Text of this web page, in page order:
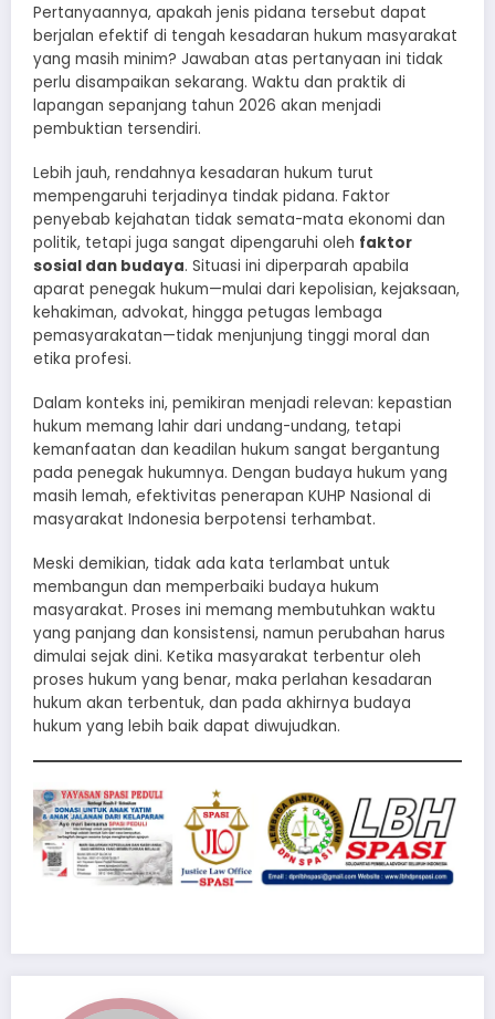
Pertanyaannya, apakah jenis pidana tersebut dapat
berjalan efektif di tengah kesadaran hukum masyarakat
yang masih minim? Jawaban atas pertanyaan ini tidak
perlu disampaikan sekarang. Waktu dan praktik di
lapangan sepanjang tahun 2026 akan menjadi
pembuktian tersendiri.
Lebih jauh, rendahnya kesadaran hukum turut
mempengaruhi terjadinya tindak pidana. Faktor
penyebab kejahatan tidak semata-mata ekonomi dan
politik, tetapi juga sangat dipengaruhi oleh faktor
sosial dan budaya. Situasi ini diperparah apabila
aparat penegak hukum—mulai dari kepolisian, kejaksaan,
kehakiman, advokat, hingga petugas lembaga
pemasyarakatan—tidak menjunjung tinggi moral dan
etika profesi.
Dalam konteks ini, pemikiran menjadi relevan: kepastian
hukum memang lahir dari undang-undang, tetapi
kemanfaatan dan keadilan hukum sangat bergantung
pada penegak hukumnya. Dengan budaya hukum yang
masih lemah, efektivitas penerapan KUHP Nasional di
masyarakat Indonesia berpotensi terhambat.
Meski demikian, tidak ada kata terlambat untuk
membangun dan memperbaiki budaya hukum
masyarakat. Proses ini memang membutuhkan waktu
yang panjang dan konsistensi, namun perubahan harus
dimulai sejak dini. Ketika masyarakat terbentur oleh
proses hukum yang benar, maka perlahan kesadaran
hukum akan terbentuk, dan pada akhirnya budaya
hukum yang lebih baik dapat diwujudkan.